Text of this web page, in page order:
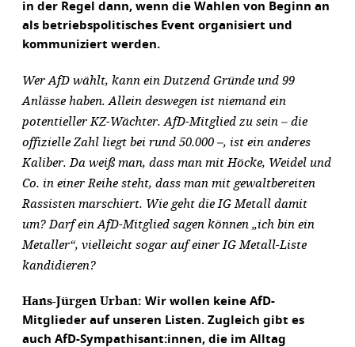
in der Regel dann, wenn die Wahlen von Beginn an
als betriebspolitisches Event organisiert und
kommuniziert werden.
Wer AfD wählt, kann ein Dutzend Gründe und 99
Anlässe haben. Allein deswegen ist niemand ein
potentieller KZ-Wächter. AfD-Mitglied zu sein – die
offizielle Zahl liegt bei rund 50.000 –, ist ein anderes
Kaliber. Da weiß man, dass man mit Höcke, Weidel und
Co. in einer Reihe steht, dass man mit gewaltbereiten
Rassisten marschiert. Wie geht die IG Metall damit
um? Darf ein AfD-Mitglied sagen können „ich bin ein
Metaller“, vielleicht sogar auf einer IG Metall-Liste
kandidieren?
Hans-Jürgen Urban: Wir wollen keine AfD-
Mitglieder auf unseren Listen. Zugleich gibt es
auch AfD-Sympathisant:innen, die im Alltag